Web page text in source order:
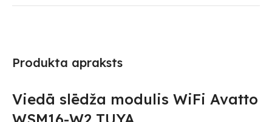
Produkta apraksts
Viedā slēdža modulis WiFi Avatto